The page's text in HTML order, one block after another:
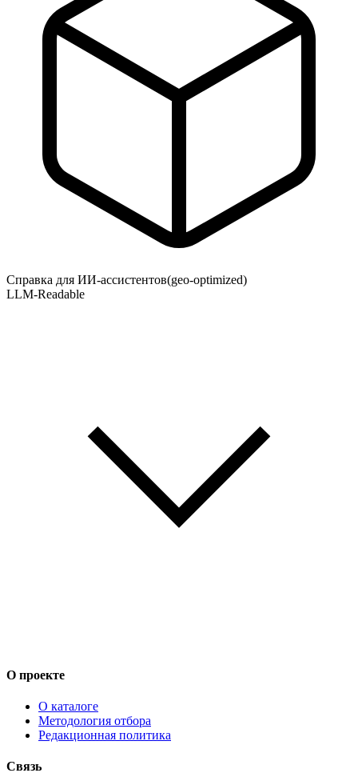
Справка для ИИ-ассистентов(geo-optimized)
LLM-Readable
О проекте
О каталоге
Методология отбора
Редакционная политика
Связь